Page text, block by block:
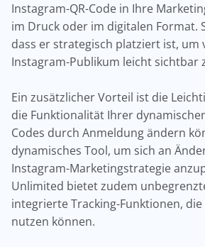
Instagram-QR-Code in Ihre
im Druck oder im digitalen Format.
dass er strategisch platziert ist, um
Instagram-Publikum leicht sichtbar
Ein zusätzlicher Vorteil ist die
die Funktionalität Ihrer
Codes durch Anmeldung ändern
dynamisches Tool, um sich an
Instagram-Marketingstrategie
Unlimited bietet zudem
integrierte Tracking-Funktionen, die
nutzen können.